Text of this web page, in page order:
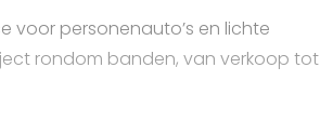
voor personenauto’s en lichte
rondom banden, van verkoop tot